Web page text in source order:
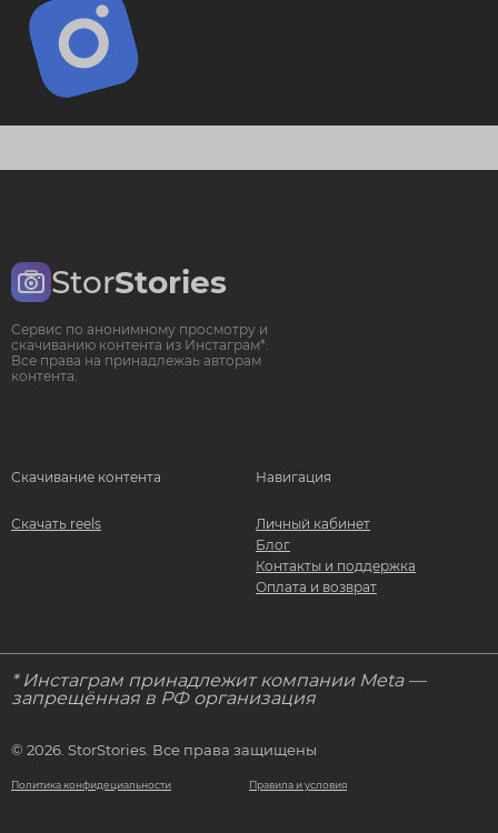
StorStories
Сервис по анонимному просмотру и
скачиванию контента из Инстаграм*.
Все права на принадлежаь авторам
контента.
Скачивание контента
Скачать reels
Навигация
Личный кабинет
Блог
Контакты и поддержка
Оплата и возврат
* Инстаграм принадлежит компании Meta —
запрещённая в РФ организация
© 2026. StorStories. Все права защищены
Политика конфидециальности Правила и условия